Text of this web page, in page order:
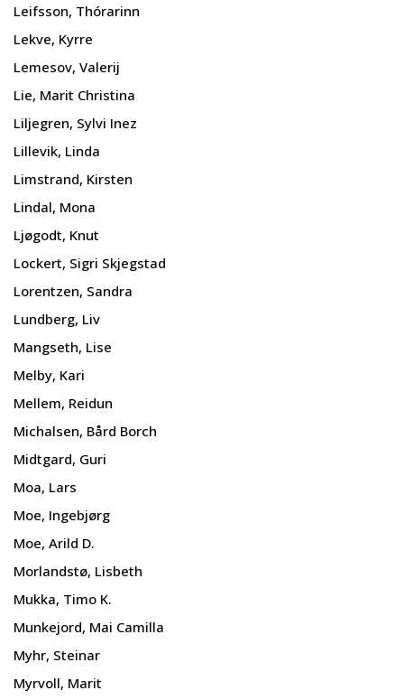
Leifsson, Thórarinn
Lekve, Kyrre
Lemesov, Valerij
Lie, Marit Christina
Liljegren, Sylvi Inez
Lillevik, Linda
Limstrand, Kirsten
Lindal, Mona
Ljøgodt, Knut
Lockert, Sigri Skjegstad
Lorentzen, Sandra
Lundberg, Liv
Mangseth, Lise
Melby, Kari
Mellem, Reidun
Michalsen, Bård Borch
Midtgard, Guri
Moa, Lars
Moe, Ingebjørg
Moe, Arild D.
Morlandstø, Lisbeth
Mukka, Timo K.
Munkejord, Mai Camilla
Myhr, Steinar
Myrvoll, Marit